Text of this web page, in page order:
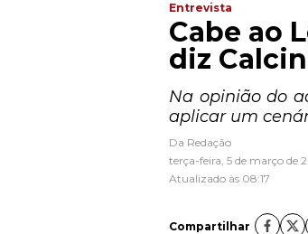
Entrevista
Cabe ao
diz
Na opinião do
aplicar um
Da Redação
terça-feira, 5 de março de
Atualizado às 08:17
Compartilhar